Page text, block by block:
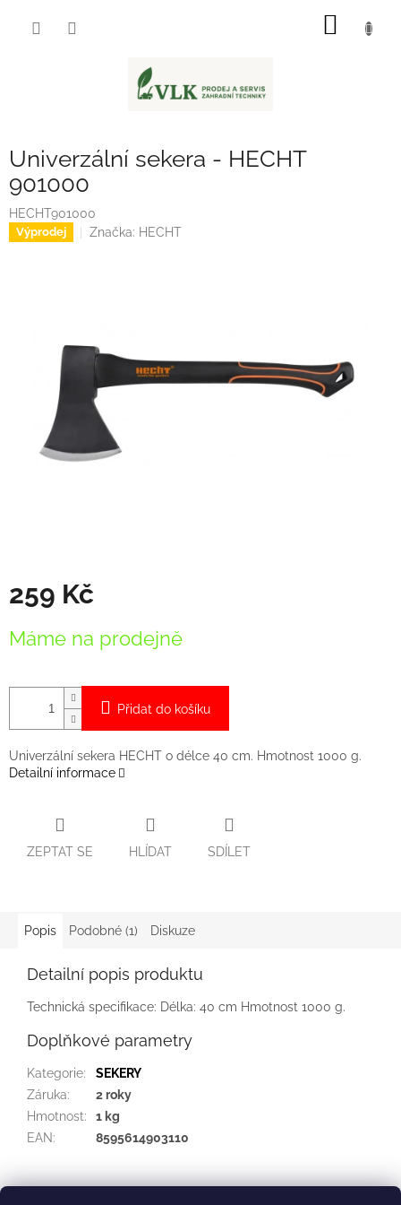
Univerzální sekera - HECHT
901000
HECHT901000
Výprodej Značka: HECHT
259 Kč
cena:
Máme na prodejně
Přidat do košíku
Univerzální sekera HECHT o délce 40 cm. Hmotnost 1000 g.
Detailní informace
ZEPTAT SE HLÍDAT SDÍLET
Popis Podobné (1) Diskuze
Detailní popis produktu
Technická specifikace: Délka: 40 cm Hmotnost 1000 g.
Doplňkové parametry
Kategorie:
SEKERY
Záruka:
2 roky
Hmotnost:
1 kg
EAN: 8595614903110
Z